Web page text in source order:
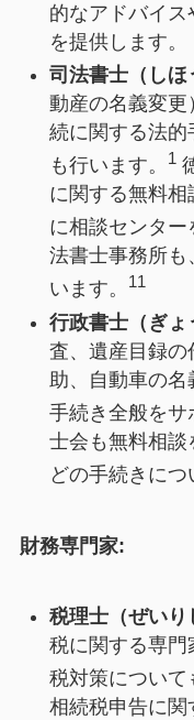
的なアドバイス
を提供します。
司法書士（しほ
動産の名義変更
続に関する法
も行います。
1
に関する無料
に相談センター
法書士事務所も
います。
11
行政書士（ぎ
査、遺産目録の
助、自動車の
手続き全般をサ
士会も無料相談
どの手続きにつ
財務専門家:
税理士（ぜいり
税に関する専門
税対策について
相続税申告に